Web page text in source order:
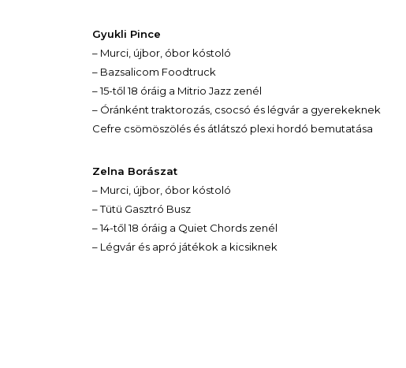
Gyukli Pince
– Murci, újbor, óbor kóstoló
– Bazsalicom Foodtruck
– 15-től 18 óráig a Mitrio Jazz zenél
– Óránként traktorozás, csocsó és légvár a gyerekeknek
Cefre csömöszölés és átlátszó plexi hordó bemutatása
Zelna Borászat
– Murci, újbor, óbor kóstoló
– Tütü Gasztró Busz
– 14-től 18 óráig a Quiet Chords zenél
– Légvár és apró játékok a kicsiknek